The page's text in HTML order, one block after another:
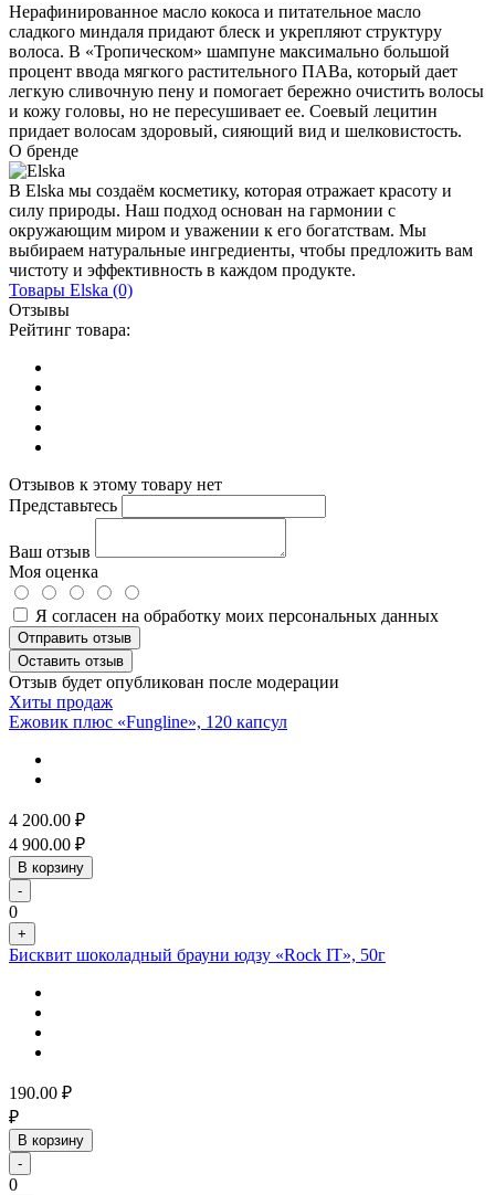
Нерафинированное масло кокоса и питательное масло
сладкого миндаля придают блеск и укрепляют структуру
волоса. В «Тропическом» шампуне максимально большой
процент ввода мягкого растительного ПАВа, который дает
легкую сливочную пену и помогает бережно очистить волосы
и кожу головы, но не пересушивает ее. Соевый лецитин
придает волосам здоровый, сияющий вид и шелковистость.
О бренде
В Elska мы создаём косметику, которая отражает красоту и
силу природы. Наш подход основан на гармонии с
окружающим миром и уважении к его богатствам. Мы
выбираем натуральные ингредиенты, чтобы предложить вам
чистоту и эффективность в каждом продукте.
Товары Elska (0)
Отзывы
Рейтинг товара:
Отзывов к этому товару нет
Представьтесь
Ваш отзыв
Моя оценка
Я согласен на обработку моих персональных данных
Отправить отзыв
Оставить отзыв
Отзыв будет опубликован после модерации
Хиты продаж
Ежовик плюс «Fungline», 120 капсул
4 200.00 ₽
4 900.00 ₽
В корзину
-
0
+
Бисквит шоколадный брауни юдзу «Rock IT», 50г
190.00 ₽
₽
В корзину
-
0